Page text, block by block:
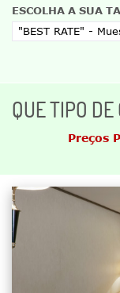
ESCOLHA A SUA
QUE TIPO
Preços